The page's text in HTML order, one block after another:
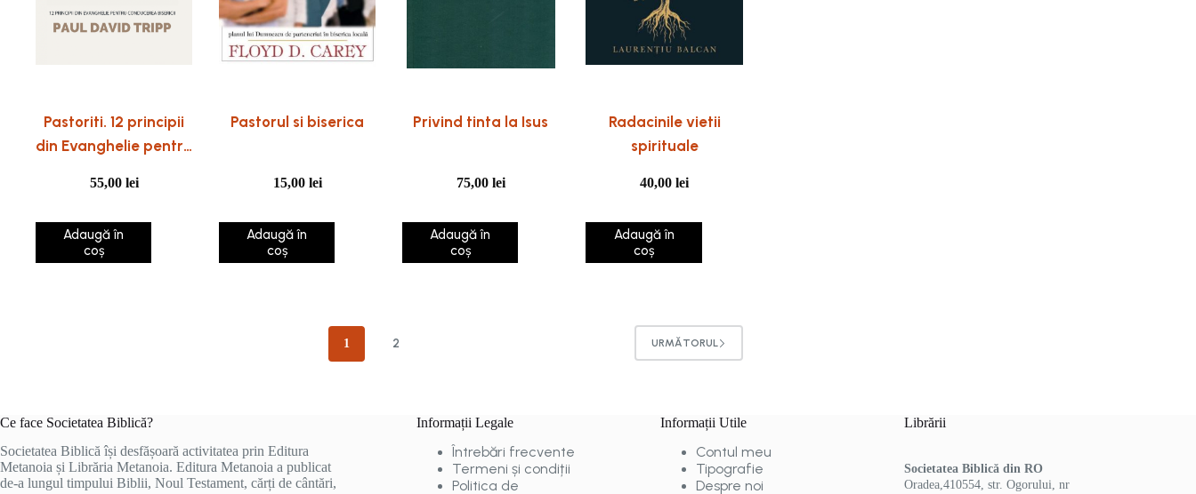
Pastoriti. 12 principii
din Evanghelie pentru
55,00 lei
Adaugă în
coș
Pastorul si biserica
15,00 lei
Adaugă în
coș
Privind tinta la Isus
75,00 lei
Adaugă în
coș
Radacinile vietii
spirituale
40,00lei
Adaugă în
coș
1 2 URMĂTORUL
Ce face Societatea Biblică?
Societatea Biblică își desfășoară activitatea prin Editura
Metanoia și Librăria Metanoia. Editura Metanoia a publicat
de-a lungul timpului Biblii, Noul Testament, cărți de cântări,
Informații Legale
Întrebări frecvente
Termeni și condiții
Politica de
Informații Utile
Contul meu
Tipografie
Despre noi
Librării
Societatea Biblică din RO
Oradea,410554, str. Ogorului, nr